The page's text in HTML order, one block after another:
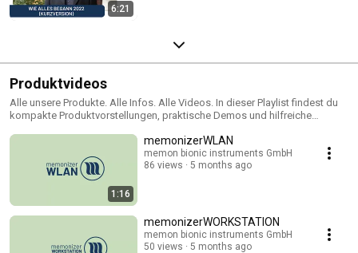
6:21
Produktvideos
Alle unsere Produkte. Alle Infos. Alle Videos. In dieser Playlist findest du
kompakte Produktvorstellungen, praktische Demos und hilfreiche
1:16
memonizerWLAN
memon bionic instruments GmbH
86 views
5 months ago
memonizerWORKSTATION
memon bionic instruments GmbH
50 views
5 months ago